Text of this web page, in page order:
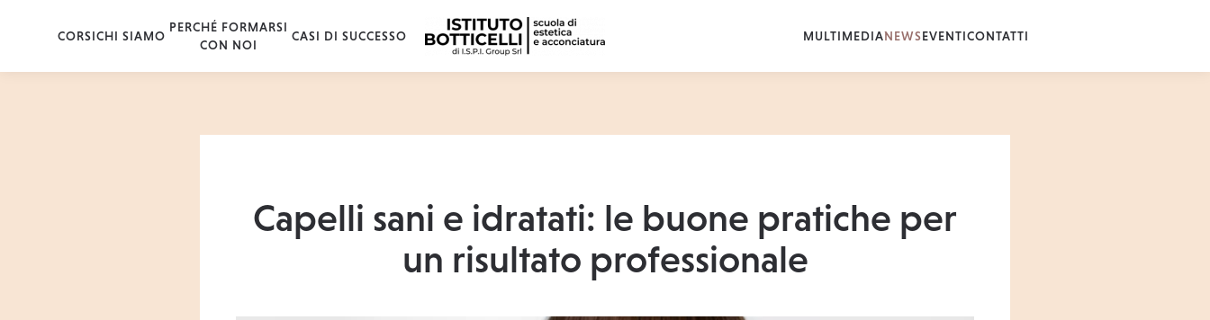
CORSICHI SIAMO
PERCHÉ FORMARSI
CON NOI
CASI DI SUCCESSO MULTIMEDIANEWSEVENTICONTATTI
Capelli sani e idratati: le buone pratiche per
un risultato professionale